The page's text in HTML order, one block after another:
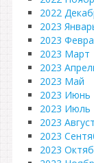
2022
2023
2023
2023 Март
2023
2023 Май
2023 Июнь
2023 Июль
2023 Август
2023
2023